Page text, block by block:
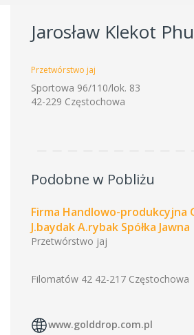
Jarosław Klekot
Przetwórstwo jaj
Sportowa 96/110/lok. 83
42-229 Częstochowa
Podobne w Pobliżu
Firma Handlowo-produkcyjna
J.baydak A.rybak Spółka Jawna
Przetwórstwo jaj
Filomatów 42 42-217 Częstochowa
www.golddrop.com.pl